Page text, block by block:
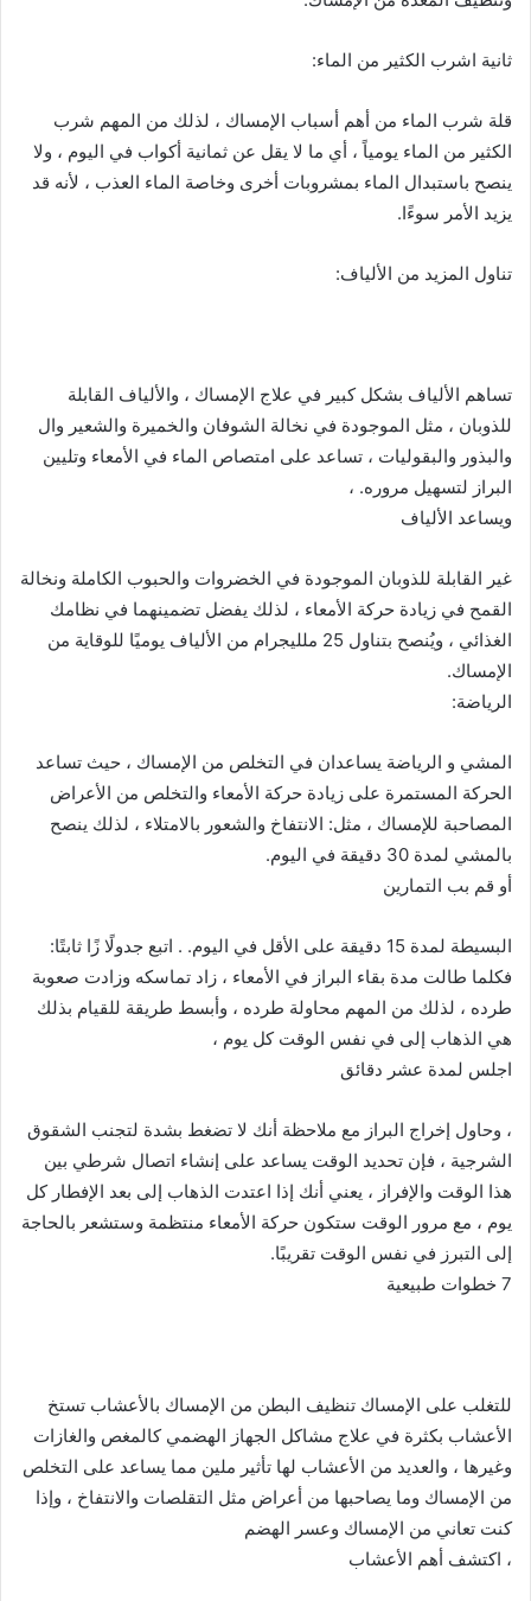
ثانية اشرب الكثير من الماء:
قلة شرب الماء من أهم أسباب الإمساك ، لذلك من المهم شرب
الكثير من الماء يومياً ، أي ما لا يقل عن ثمانية أكواب في اليوم ، ولا
ينصح باستبدال الماء بمشروبات أخرى وخاصة الماء العذب ، لأنه قد
يزيد الأمر سوءًا.
تناول المزيد من الألياف:
تساهم الألياف بشكل كبير في علاج الإمساك ، والألياف القابلة
للذوبان ، مثل الموجودة في نخالة الشوفان والخميرة والشعير وال
والبذور والبقوليات ، تساعد على امتصاص الماء في الأمعاء وتليين
البراز لتسهيل مروره. ،
ويساعد الألياف
غير القابلة للذوبان الموجودة في الخضروات والحبوب الكاملة ونخالة
القمح في زيادة حركة الأمعاء ، لذلك يفضل تضمينهما في نظامك
الغذائي ، ويُنصح بتناول 25 ملليجرام من الألياف يوميًا للوقاية من
الإمساك.
الرياضة:
المشي و الرياضة يساعدان في التخلص من الإمساك ، حيث تساعد
الحركة المستمرة على زيادة حركة الأمعاء والتخلص من الأعراض
المصاحبة للإمساك ، مثل: الانتفاخ والشعور بالامتلاء ، لذلك ينصح
بالمشي لمدة 30 دقيقة في اليوم.
أو قم بب التمارين
البسيطة لمدة 15 دقيقة على الأقل في اليوم. . اتبع جدولًا زًا ثابتًا:
فكلما طالت مدة بقاء البراز في الأمعاء ، زاد تماسكه وزادت صعوبة
طرده ، لذلك من المهم محاولة طرده ، وأبسط طريقة للقيام بذلك
هي الذهاب إلى في نفس الوقت كل يوم ،
اجلس لمدة عشر دقائق
، وحاول إخراج البراز مع ملاحظة أنك لا تضغط بشدة لتجنب الشقوق
الشرجية ، فإن تحديد الوقت يساعد على إنشاء اتصال شرطي بين
هذا الوقت والإفراز ، يعني أنك إذا اعتدت الذهاب إلى بعد الإفطار كل
يوم ، مع مرور الوقت ستكون حركة الأمعاء منتظمة وستشعر بالحاجة
إلى التبرز في نفس الوقت تقريبًا.
7 خطوات طبيعية
للتغلب على الإمساك تنظيف البطن من الإمساك بالأعشاب تستخ
الأعشاب بكثرة في علاج مشاكل الجهاز الهضمي كالمغص والغازات
وغيرها ، والعديد من الأعشاب لها تأثير ملين مما يساعد على التخلص
من الإمساك وما يصاحبها من أعراض مثل التقلصات والانتفاخ ، وإذا
كنت تعاني من الإمساك وعسر الهضم
، اكتشف أهم الأعشاب